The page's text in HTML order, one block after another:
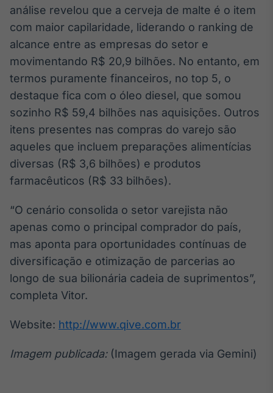
Em breve
Crédito
Em breve
análise revelou que a cerveja de malte é o item
com maior capilaridade, liderando o ranking de
alcance entre as empresas do setor e
movimentando R$ 20,9 bilhões. No entanto, em
termos puramente financeiros, no top 5, o
destaque fica com o óleo diesel, que somou
sozinho R$ 59,4 bilhões nas aquisições. Outros
itens presentes nas compras do varejo são
aqueles que incluem preparações alimentícias
diversas (R$ 3,6 bilhões) e produtos
farmacêuticos (R$ 33 bilhões).
“O cenário consolida o setor varejista não
apenas como o principal comprador do país,
mas aponta para oportunidades contínuas de
diversificação e otimização de parcerias ao
longo de sua bilionária cadeia de suprimentos”,
completa Vitor.
Website: http://www.qive.com.br
Imagem publicada:(Imagem gerada via Gemini)